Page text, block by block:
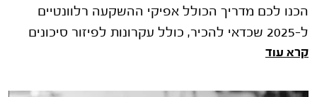
הכנו לכם מדריך הכולל אפיקי ההשקעה רלוונטיים
ל-2025 שכדאי להכיר, כולל עקרונות לפיזור סיכונים
ותפקיד היועץ הפיננסי בבניית אסטרטגיה מותאמת
קרא עוד